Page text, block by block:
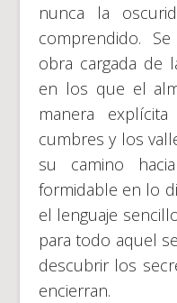
nunca la
comprendido.
obra cargada de
en los que el
manera
cumbres y los
su camino
formidable en lo
el lenguaje
para todo aquel
descubrir los
encierran.